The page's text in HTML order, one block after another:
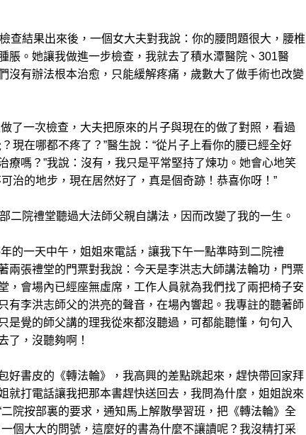
查結果出來後，一個女大夫對我說：你的腰問題很大，腰椎
脹。她讓我做進一步檢查，我就去了積水潭醫院、301醫
沒有辦法根本治愈，只能緩解疼痛，歲數大了做手術也改變
了一次檢查，大夫把原來的片子與現在的做了對照，看過
現在哪都不疼了？”醫生說：“從片子上看你的腰已經全好
療嗎？”我說：沒有，我只是平常堅持了煉功。她會心地笑
治的地步，現在居然好了，真是個奇跡！恭喜你呀！”
二院禮堂聽過大法師父親自講法，因而改變了我的一生。
的一天中午，姐姐來電話，讓我下午一點準時到二院禮
兩張禮堂的門票對我說：今天是李洪志大師講法輪功，門票
，會場內已經座無虛席，工作人員就為我們找了兩把椅子安
有李洪志師父的洪亮的聲音，在場內響起。我專註的聽著師
是覺的師父講的理我從來都沒聽過，可都能聽懂，句句入
了，沒聽夠啊！
好書皮的《轉法輪》，我高興的差點跳起來，趕快帶回家拜
就打電話讓我把那本書趕快送回去，我問為什麼，姐姐說來
院按部裏的要求，通知馬上解散學習班，把《轉法輪》全
個大大的問號，這麼好的書為什麼不讓讀呢？我沒精打采